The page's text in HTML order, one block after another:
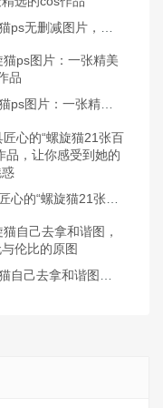
螺旋猫ps图片：一张精美的cos作品
螺旋猫自己去拿和谐图，获得无与伦比的原图